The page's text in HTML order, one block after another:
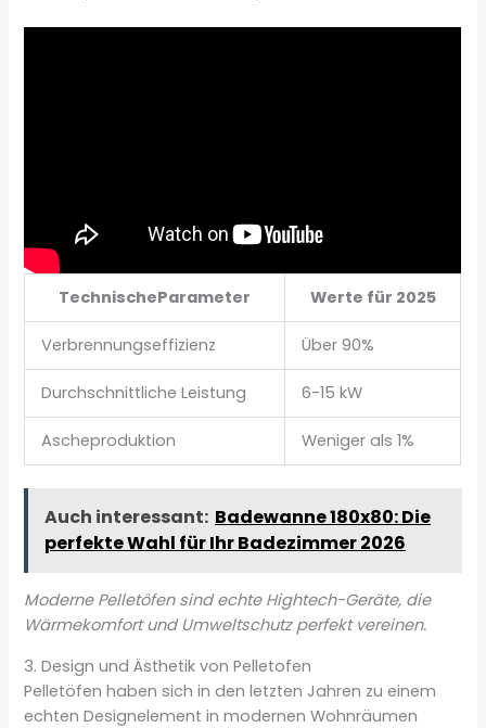
TechnischeParameter Werte für 2025
Verbrennungseffizienz Über 90%
Durchschnittliche Leistung 6-15 kW
Ascheproduktion Weniger als 1%
Auch interessant: Badewanne 180x80: Die
perfekte Wahl für Ihr Badezimmer 2026
Moderne Pelletöfen sind echte Hightech-Geräte, die
Wärmekomfort und Umweltschutz perfekt vereinen.
3. Design und Ästhetik von Pelletofen
Pelletöfen haben sich in den letzten Jahren zu einem
echten Designelement in modernen Wohnräumen